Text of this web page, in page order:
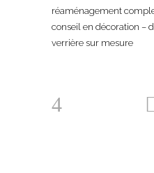
réaménagement
conseil en décoration –
verrière sur mesure